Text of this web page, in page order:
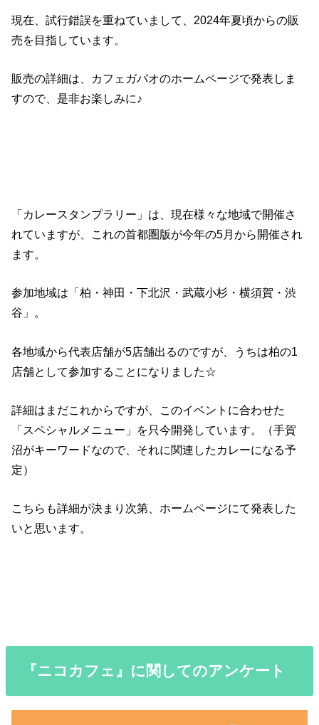
現在、試行錯誤を重ねていまして、2024年夏頃からの販
売を目指しています。
販売の詳細は、カフェガパオのホームページで発表しま
すので、是非お楽しみに♪
「カレースタンプラリー」は、現在様々な地域で開催さ
れていますが、これの首都圏版が今年の5月から開催され
ます。
参加地域は「柏・神田・下北沢・武蔵小杉・横須賀・渋
谷」。
各地域から代表店舗が5店舗出るのですが、うちは柏の1
店舗として参加することになりました☆
詳細はまだこれからですが、このイベントに合わせた
「スペシャルメニュー」を只今開発しています。（手賀
沼がキーワードなので、それに関連したカレーになる予
定）
こちらも詳細が決まり次第、ホームページにて発表した
いと思います。
『ニコカフェ』に関してのアンケート